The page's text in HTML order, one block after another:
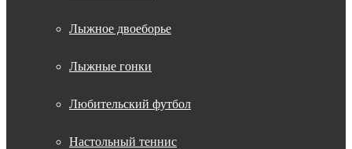
Лыжное двоеборье
Лыжные гонки
Любительский футбол
Настольный теннис